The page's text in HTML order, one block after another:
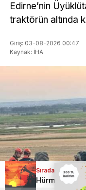
Edirne’nin
traktörün altında
Giriş: 03-08-2026 00:47
Kaynak: İHA
Sıradaki Haber